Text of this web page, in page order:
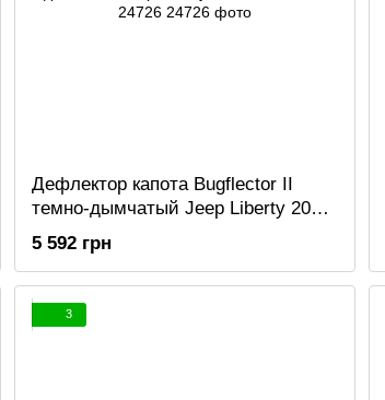
Дефлектор капота Bugflector II
темно-дымчатый Jeep Liberty 2002
- 2007 AVS 24726
5 592 грн
3